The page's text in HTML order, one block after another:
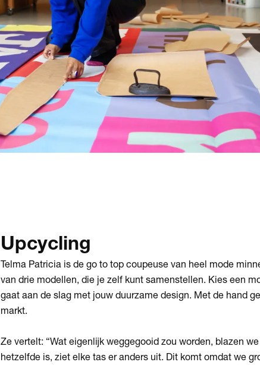
Upcycling
Telma Patricia is de go to top coupeuse van heel mode
van drie modellen, die je zelf kunt samenstellen. Kies een
gaat aan de slag met jouw duurzame design. Met de hand
markt.
Ze vertelt: “Wat eigenlijk weggegooid zou worden, blazen
hetzelfde is, ziet elke tas er anders uit. Dit komt omdat we